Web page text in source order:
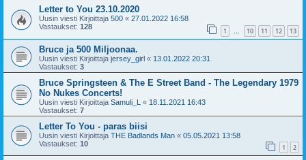
Letter to You 23.10.2020
Uusin viesti Kirjoittaja 500 « 27.01.2022 16:58
Vastaukset: 128 1 … 10 11 12 13
Bruce ja 500 Miljoonaa.
Uusin viesti Kirjoittaja jersey_girl « 13.01.2022 20:31
Vastaukset: 3
Bruce Springsteen & The E Street Band - The Legendary 1979
No Nukes Concerts!
Uusin viesti Kirjoittaja Samuli_L « 18.11.2021 16:43
Vastaukset: 7
Letter To You - paras biisi
Uusin viesti Kirjoittaja THE Badlands Man « 05.05.2021 13:58
Vastaukset: 10 1 2